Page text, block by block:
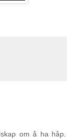
om å ha håp.